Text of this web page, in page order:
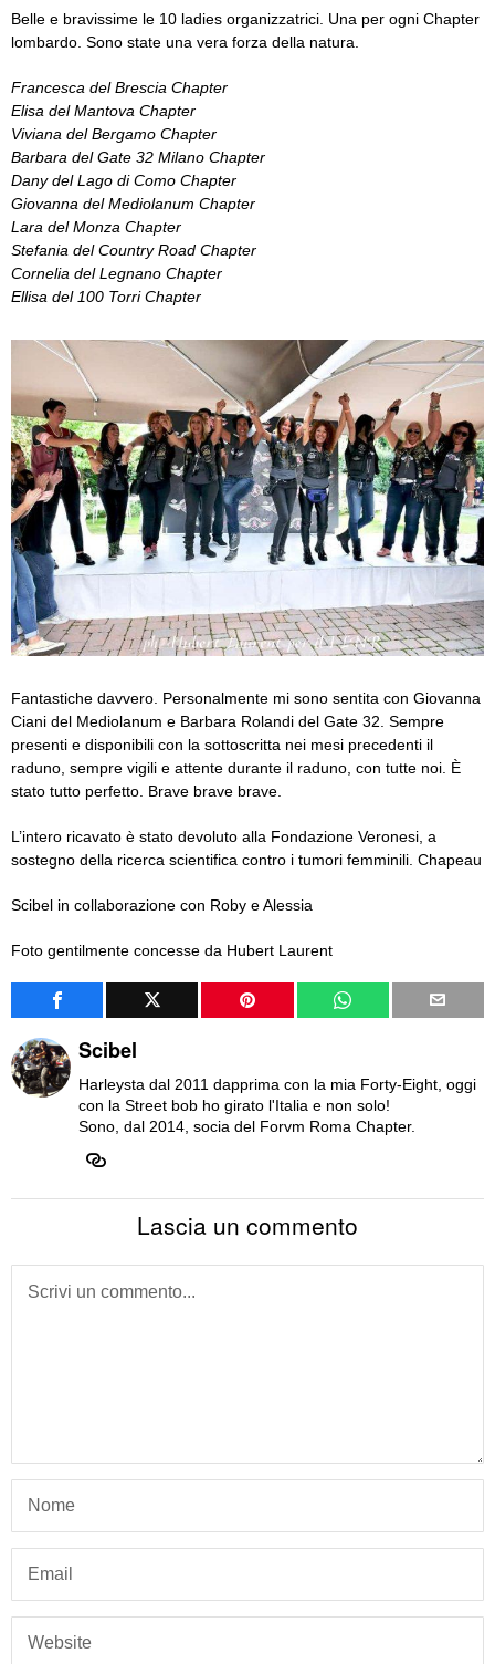
Belle e bravissime le 10 ladies organizzatrici. Una per ogni Chapter
lombardo. Sono state una vera forza della natura.
Francesca del Brescia Chapter
Elisa del Mantova Chapter
Viviana del Bergamo Chapter
Barbara del Gate 32 Milano Chapter
Dany del Lago di Como Chapter
Giovanna del Mediolanum Chapter
Lara del Monza Chapter
Stefania del Country Road Chapter
Cornelia del Legnano Chapter
Ellisa del 100 Torri Chapter
Fantastiche davvero. Personalmente mi sono sentita con Giovanna
Ciani del Mediolanum e Barbara Rolandi del Gate 32. Sempre
presenti e disponibili con la sottoscritta nei mesi precedenti il
raduno, sempre vigili e attente durante il raduno, con tutte noi. È
stato tutto perfetto. Brave brave brave.
L’intero ricavato è stato devoluto alla Fondazione Veronesi, a
sostegno della ricerca scientifica contro i tumori femminili. Chapeau
Scibel in collaborazione con Roby e Alessia
Foto gentilmente concesse da Hubert Laurent
Scibel
Harleysta dal 2011 dapprima con la mia Forty-Eight, oggi
con la Street bob ho girato l'Italia e non solo!
Sono, dal 2014, socia del Forvm Roma Chapter.
Lascia un commento